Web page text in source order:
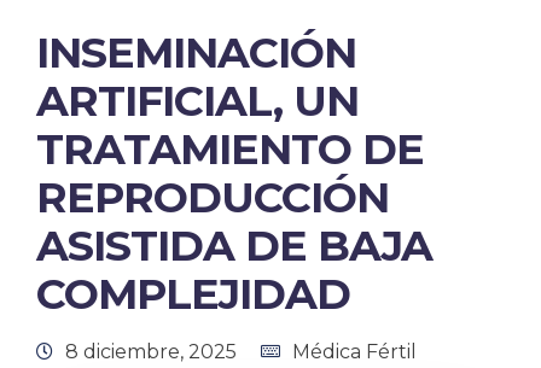
INSEMINACIÓN
ARTIFICIAL, UN
TRATAMIENTO DE
REPRODUCCIÓN
ASISTIDA DE BAJA
COMPLEJIDAD
8 diciembre, 2025
Médica Fértil